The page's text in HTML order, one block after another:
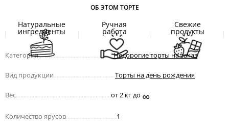
ОБ ЭТОМ ТОРТЕ
Натуральные
ингредиенты
Ручная
работа
Свежие
продукты
Категория.................................................Недорогие торты на заказ
Вид продукции Торты на день рождения
Вес от 2 кг до ∞
Количество ярусов 1